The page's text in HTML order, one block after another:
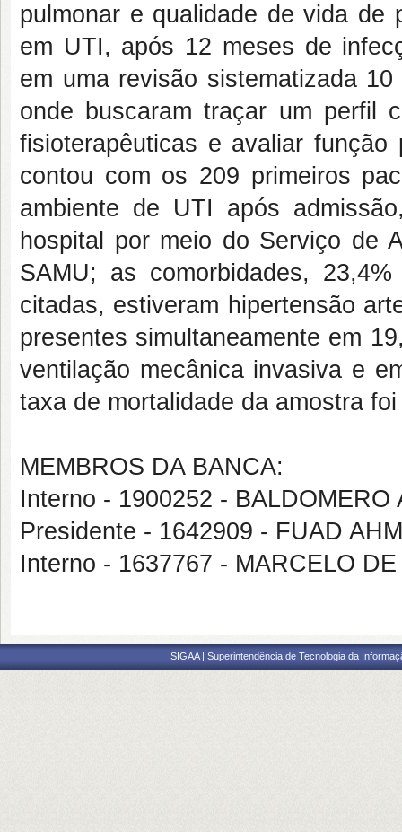
pulmonar e qualidade de vida de
em UTI, após 12 meses de
em uma revisão sistematizada
onde buscaram traçar um perfil
fisioterapêuticas e avaliar
contou com os 209 primeiros
ambiente de UTI após
hospital por meio do Serviço de
SAMU; as comorbidades,
citadas, estiveram hipertensão
presentes simultaneamente em
ventilação mecânica invasiva e
taxa de mortalidade da amostra
MEMBROS DA BANCA:
Interno - 1900252 - BALDOMERO
Presidente - 1642909 - FUAD
Interno - 1637767 - MARCELO
SIGAA | Superintendência de Tecnologia da